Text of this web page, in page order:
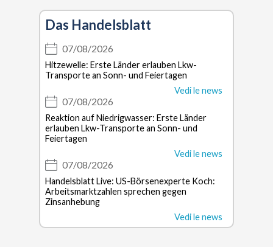
Das Handelsblatt
07/08/2026
Hitzewelle: Erste Länder erlauben Lkw-
Transporte an Sonn- und Feiertagen
Vedi le news
07/08/2026
Reaktion auf Niedrigwasser: Erste Länder
erlauben Lkw-Transporte an Sonn- und
Feiertagen
Vedi le news
07/08/2026
Handelsblatt Live: US-Börsenexperte Koch:
Arbeitsmarktzahlen sprechen gegen
Zinsanhebung
Vedi le news